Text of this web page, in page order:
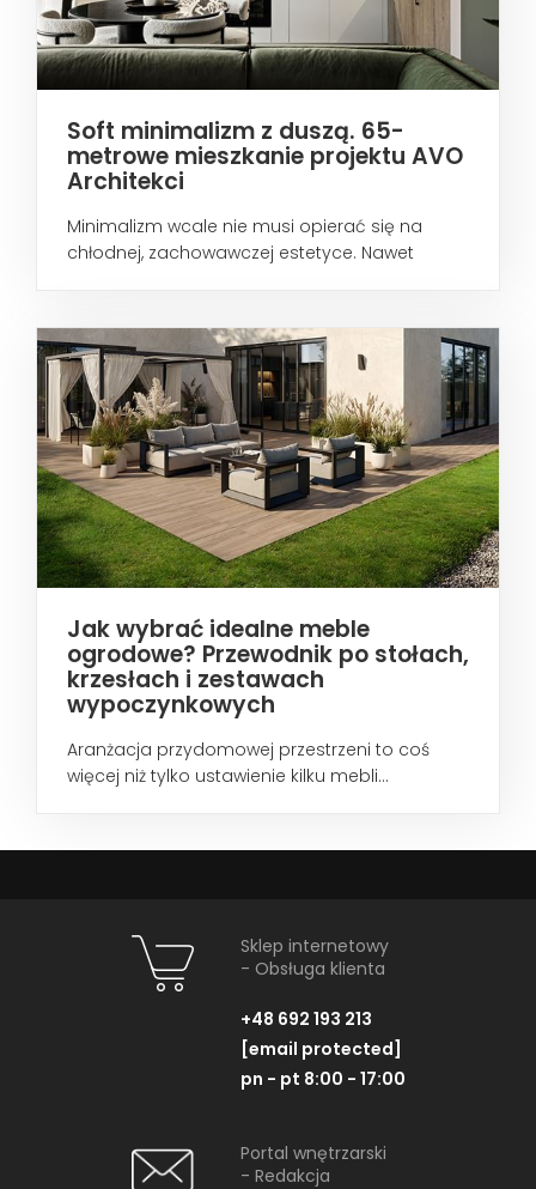
Soft minimalizm z duszą. 65-
metrowe mieszkanie projektu AVO
Architekci
Minimalizm wcale nie musi opierać się na
chłodnej, zachowawczej estetyce. Nawet
Jak wybrać idealne meble
ogrodowe? Przewodnik po stołach,
krzesłach i zestawach
wypoczynkowych
Aranżacja przydomowej przestrzeni to coś
więcej niż tylko ustawienie kilku mebli...
Sklep internetowy
- Obsługa klienta
+48 692 193 213
[email protected]
pn - pt 8:00 - 17:00
Portal wnętrzarski
- Redakcja